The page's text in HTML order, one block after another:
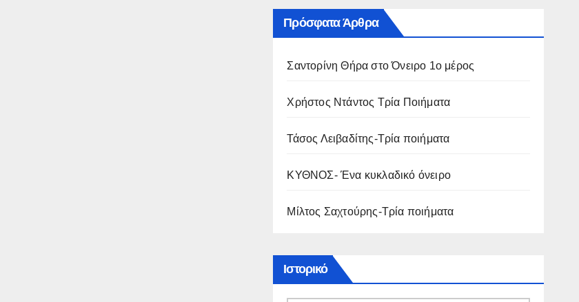
Πρόσφατα Άρθρα
Σαντορίνη Θήρα στο Όνειρο 1ο μέρος
Χρήστος Ντάντος Τρία Ποιήματα
Τάσος Λειβαδίτης-Τρία ποιήματα
ΚΥΘΝΟΣ- Ένα κυκλαδικό όνειρο
Μίλτος Σαχτούρης-Τρία ποιήματα
Ιστορικό